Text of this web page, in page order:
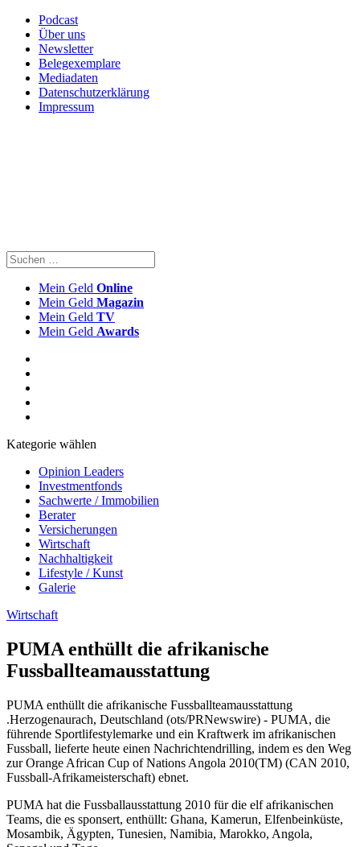
Podcast
Über uns
Newsletter
Belegexemplare
Mediadaten
Datenschutzerklärung
Impressum
Mein Geld Online
Mein Geld Magazin
Mein Geld TV
Mein Geld Awards
Kategorie wählen
Opinion Leaders
Investmentfonds
Sachwerte / Immobilien
Berater
Versicherungen
Wirtschaft
Nachhaltigkeit
Lifestyle / Kunst
Galerie
Wirtschaft
PUMA enthüllt die afrikanische
Fussballteamausstattung
PUMA enthüllt die afrikanische Fussballteamausstattung
.Herzogenaurach, Deutschland (ots/PRNewswire) - PUMA, die
führende Sportlifestylemarke und ein Kraftwerk im afrikanischen
Fussball, lieferte heute einen Nachrichtendrilling, indem es den Weg
zur Orange African Cup of Nations Angola 2010(TM) (CAN 2010,
Fussball-Afrikameisterschaft) ebnet.
PUMA hat die Fussballausstattung 2010 für die elf afrikanischen
Teams, die es sponsert, enthüllt: Ghana, Kamerun, Elfenbeinküste,
Mosambik, Ägypten, Tunesien, Namibia, Marokko, Angola,